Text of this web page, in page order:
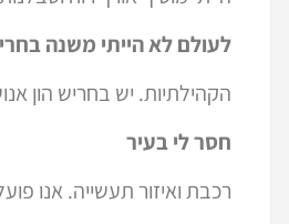
לעולם לא הייתי משנה
הקהילתיות. יש בחריש הון
חסר לי בעיר
רכבת ואיזור תעשייה. אנו